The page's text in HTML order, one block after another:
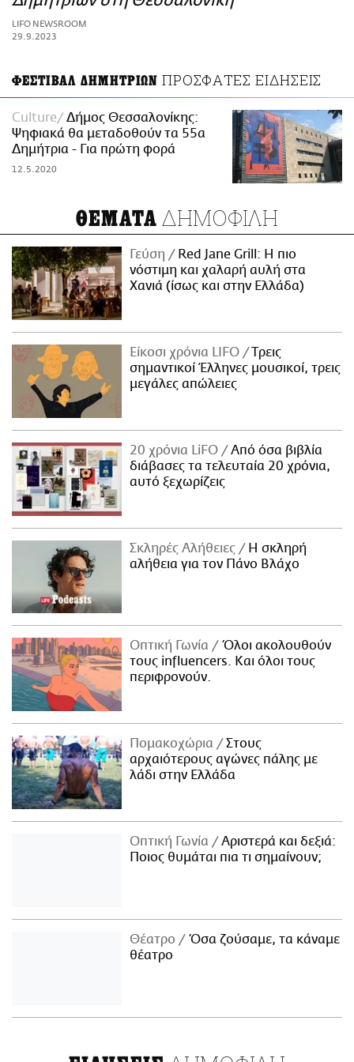
ΑΜΠΑ
PRINT
LIFO NEWSROOM
29.9.2023
ΦΕΣΤΙΒΑΛ ΔΗΜΗΤΡΙΩΝ ΠΡΟΣΦΑΤΕΣ ΕΙΔΗΣΕΙΣ
Culture
Δήμος Θεσσαλονίκης:
Ψηφιακά θα μεταδοθούν τα 55α
Δημήτρια - Για πρώτη φορά
12.5.2020
ΘΕΜΑΤΑ ΔΗΜΟΦΙΛΗ
Γεύση
Red Jane Grill: Η πιο
νόστιμη και χαλαρή αυλή στα
Χανιά (ίσως και στην Ελλάδα)
Είκοσι χρόνια LIFO
Tρεις
σημαντικοί Έλληνες μουσικοί, τρεις
μεγάλες απώλειες
20 χρόνια LiFO
Από όσα βιβλία
διάβασες τα τελευταία 20 χρόνια,
αυτό ξεχωρίζεις
Σκληρές Αλήθειες
H σκληρή
αλήθεια για τον Πάνο Βλάχο
Οπτική Γωνία
Όλοι ακολουθούν
τους influencers. Και όλοι τους
περιφρονούν.
Πομακοχώρια
Στους
αρχαιότερους αγώνες πάλης με
λάδι στην Ελλάδα
Οπτική Γωνία
Αριστερά και δεξιά:
Ποιος θυμάται πια τι σημαίνουν;
Θέατρο
Όσα ζούσαμε, τα κάναμε
θέατρο